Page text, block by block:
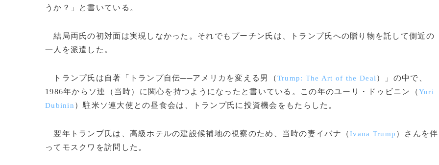
うか？」と書いている。
結局両氏の初対面は実現しなかった。それでもプーチン氏は、トランプ氏への贈り物を託して側近の
一人を派遣した。
トランプ氏は自著「トランプ自伝──アメリカを変える男（Trump: The Art of the Deal ）」の中で、
1986年からソ連（当時）に関心を持つようになったと書いている。この年のユーリ・ドゥビニン（Yuri
Dubinin ）駐米ソ連大使との昼食会は、トランプ氏に投資機会をもたらした。
翌年トランプ氏は、高級ホテルの建設候補地の視察のため、当時の妻イバナ（Ivana Trump ）さんを伴
ってモスクワを訪問した。